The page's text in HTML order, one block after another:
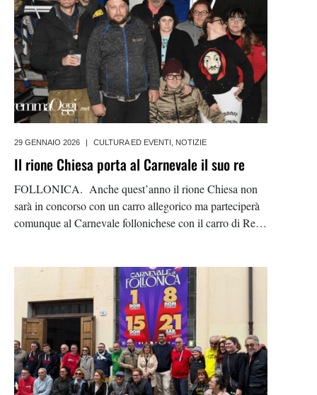
29 GENNAIO 2026 | CULTURA ED EVENTI NOTIZIE
Il rione Chiesa porta al Carnevale il suo re
FOLLONICA. Anche quest’anno il rione Chiesa non
sarà in concorso con un carro allegorico ma parteciperà
comunque al Carnevale follonichese con il carro di Re
organizzare un carro